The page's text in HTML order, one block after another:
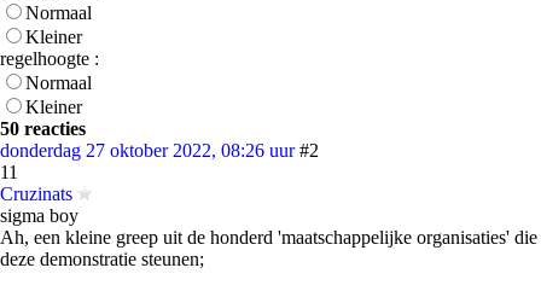
Normaal
Kleiner
regelhoogte :
Normaal
Kleiner
50 reacties
donderdag 27 oktober 2022, 08:26 uur #2
11
Cruzinats
sigma boy
Ah, een kleine greep uit de honderd 'maatschappelijke organisaties' die
deze demonstratie steunen;